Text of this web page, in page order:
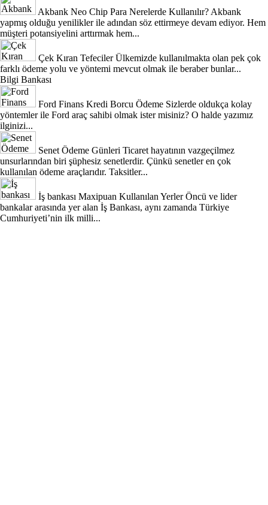
Akbank Neo Chip Para Nerelerde Kullanılır? Akbank
yapmış olduğu yenilikler ile adından söz ettirmeye devam ediyor. Hem
müşteri potansiyelini arttırmak hem...
Çek Kıran Tefeciler Ülkemizde kullanılmakta olan pek çok
farklı ödeme yolu ve yöntemi mevcut olmak ile beraber bunlar...
Bilgi Bankası
Ford Finans Kredi Borcu Ödeme Sizlerde oldukça kolay
yöntemler ile Ford araç sahibi olmak ister misiniz? O halde yazımız
ilginizi...
Senet Ödeme Günleri Ticaret hayatının vazgeçilmez
unsurlarından biri şüphesiz senetlerdir. Çünkü senetler en çok
kullanılan ödeme araçlarıdır. Taksitler...
İş bankası Maxipuan Kullanılan Yerler Öncü ve lider
bankalar arasında yer alan İş Bankası, aynı zamanda Türkiye
Cumhuriyeti’nin ilk milli...